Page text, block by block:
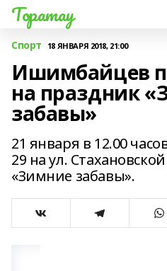
Торатау
Спорт 18 ЯНВАРЯ 2018, 21:00
Ишимбайцев
на праздник
забавы»
21 января в 12.00
29 на ул.
«Зимние забавы».